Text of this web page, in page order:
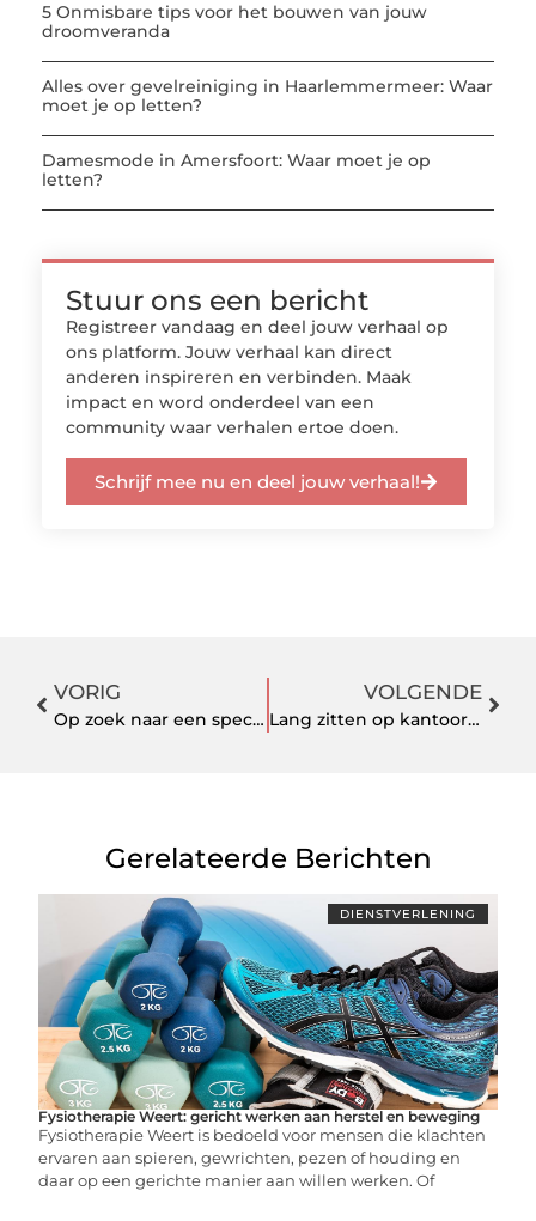
5 Onmisbare tips voor het bouwen van jouw
droomveranda
Alles over gevelreiniging in Haarlemmermeer: Waar
moet je op letten?
Damesmode in Amersfoort: Waar moet je op
letten?
Stuur ons een bericht
Registreer vandaag en deel jouw verhaal op
ons platform. Jouw verhaal kan direct
anderen inspireren en verbinden. Maak
impact en word onderdeel van een
community waar verhalen ertoe doen.
Schrijf mee nu en deel jouw verhaal!
VORIG
Op zoek naar een specialistische dierenkliniek in Friesland? Dit moet u weten
VOLGENDE
Lang zitten op kantoor? Dit zijn de top 3 oefeningen volgens de fysio
Gerelateerde Berichten
DIENSTVERLENING
Fysiotherapie Weert: gericht werken aan herstel en beweging
Fysiotherapie Weert is bedoeld voor mensen die klachten
ervaren aan spieren, gewrichten, pezen of houding en
daar op een gerichte manier aan willen werken. Of